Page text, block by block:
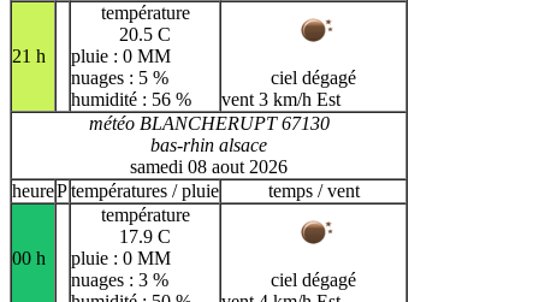
21 h
température
20.5 C
pluie : 0 MM
nuages : 5 %
humidité : 56 %
ciel dégagé
vent 3 km/h Est
météo BLANCHERUPT 67130
bas-rhin alsace
samedi 08 aout 2026
heurePtempératures / pluie temps / vent
00 h
température
17.9 C
pluie : 0 MM
nuages : 3 %
ciel dégagé